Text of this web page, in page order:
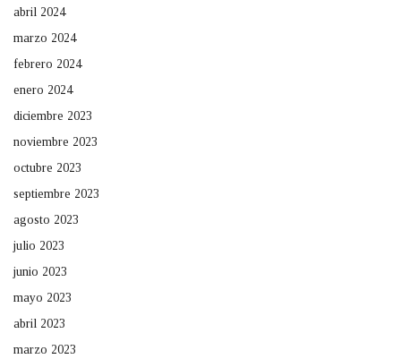
abril 2024
marzo 2024
febrero 2024
enero 2024
diciembre 2023
noviembre 2023
octubre 2023
septiembre 2023
agosto 2023
julio 2023
junio 2023
mayo 2023
abril 2023
marzo 2023